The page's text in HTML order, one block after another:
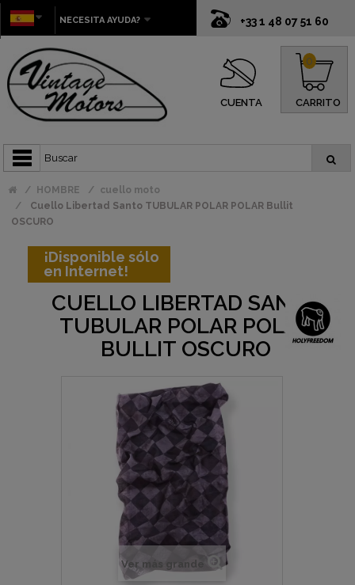
+33 1 48 07 51 60
NECESITA AYUDA?
CUENTA CARRITO
0
HOMBRE
cuello moto
Cuello Libertad Santo TUBULAR POLAR POLAR Bullit
OSCURO
¡Disponible sólo
en Internet!
CUELLO LIBERTAD SANTO
TUBULAR POLAR POLAR
BULLIT OSCURO
Ver más grande